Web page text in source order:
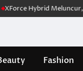
Hybrid Meluncur,
Fashion